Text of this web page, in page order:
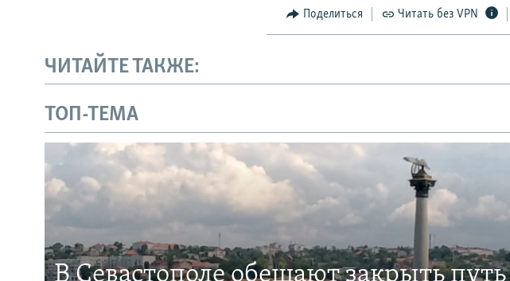
Поделиться Читать без VPN
ЧИТАЙТЕ ТАКЖЕ:
ТОП-ТЕМА
В Севастополе обещают закрыть путь